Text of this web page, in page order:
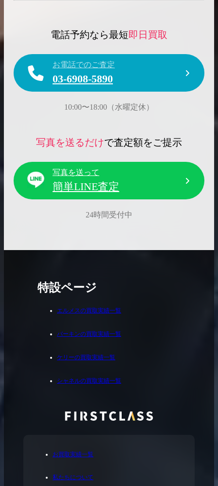
電話予約なら最短即日買取
お電話でのご査定
03-6908-5890
10:00〜18:00（水曜定休）
写真を送るだけで査定額をご提示
写真を送って
簡単LINE査定
24時間受付中
お買取実績一覧
私たちについて
特設ページ
エルメスの買取実績一覧
バーキンの買取実績一覧
ケリーの買取実績一覧
シャネルの買取実績一覧